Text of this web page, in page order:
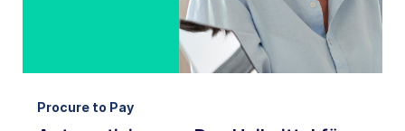
Procure to Pay